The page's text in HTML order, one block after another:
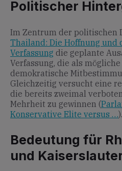
Politischer
Im Zentrum der politischen
Thailand: Die Hoffnung und
Verfassung die geplante
Verfassung, die als
demokratische
Gleichzeitig versucht eine
die bereits zweimal
Mehrheit zu gewinnen (
Konservative Elite versus …).
Bedeutung für
und